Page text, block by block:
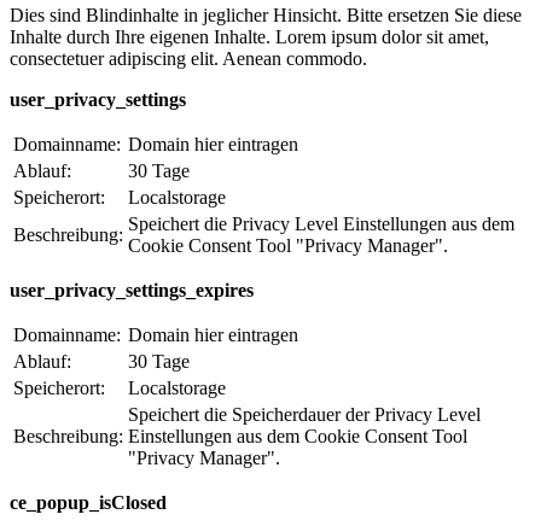
Dies sind Blindinhalte in jeglicher Hinsicht. Bitte ersetzen Sie diese
Inhalte durch Ihre eigenen Inhalte. Lorem ipsum dolor sit amet,
consectetuer adipiscing elit. Aenean commodo.
user_privacy_settings
Domainname: Domain hier eintragen
Ablauf:
30 Tage
Speicherort:
Localstorage
Beschreibung:
Speichert die Privacy Level Einstellungen aus dem
Cookie Consent Tool "Privacy Manager".
user_privacy_settings_expires
Domainname: Domain hier eintragen
Ablauf:
30 Tage
Speicherort:
Localstorage
Beschreibung:
Speichert die Speicherdauer der Privacy Level
Einstellungen aus dem Cookie Consent Tool
"Privacy Manager".
ce_popup_isClosed